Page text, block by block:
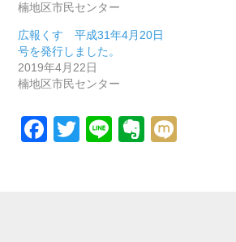
楠地区市民センター
広報くす 平成31年4月20日
号を発行しました。
2019年4月22日
楠地区市民センター
Facebook
Twitter
LineEvernote